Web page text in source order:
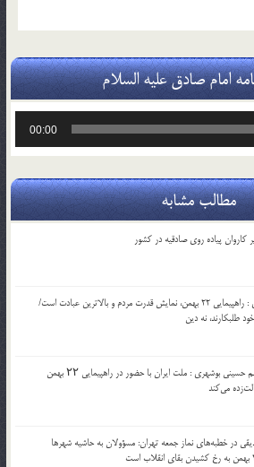
امام صادق علیه السلام
00:00
مطالب مشابه
کاروان پیاده روی صادقیه در کشور
آیت‌الله علم‌الهدی : راهپیمایی 22 بهمن، نمایش قدرت مردم و بالاترین عبادت است/
طلبکارند، نه دین
آیت الله سید هاشم حسینی بوشهری : ملت ایران با حضور در راهپیمایی ۲۲ بهمن
می‌کند
در خطبه‌های نماز جمعه تهران: مسؤولان به حاشیه شهرها